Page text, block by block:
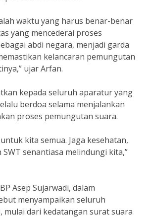
waktu yang harus benar-benar
yang mencederai proses
abdi negara, menjadi garda
kelancaran pemungutan
ujar Arfan.
kepada seluruh aparatur yang
berdoa selama menjalankan
proses pemungutan suara.
kita semua. Jaga kesehatan,
SWT senantiasa melindungi kita,”
Asep Sujarwadi, dalam
menyampaikan seluruh
mulai dari kedatangan surat suara